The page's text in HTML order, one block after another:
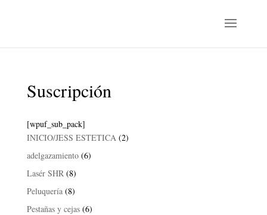
Suscripción
[wpuf_sub_pack]
INICIO/JESS ESTETICA 22
adelgazamiento 66
Lasér SHR 88
productos
Peluquería 88
productos
Pestañas y cejas 66